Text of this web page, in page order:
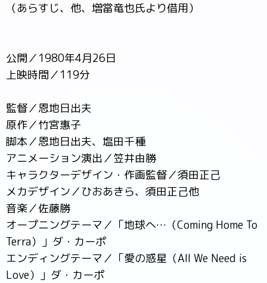
（あらすじ、他、増當竜也氏より借用）
公開／1980年4月26日
上映時間／119分
監督／恩地日出夫
原作／竹宮惠子
脚本／恩地日出夫、塩田千種
アニメーション演出／笠井由勝
キャラクターデザイン・作画監督／須田正己
メカデザイン／ひおあきら、須田正己他
音楽／佐藤勝
オープニングテーマ／「地球へ…（Coming Home To
Terra）」ダ・カーポ
エンディングテーマ／「愛の惑星（All We Need is
Love）」ダ・カーポ